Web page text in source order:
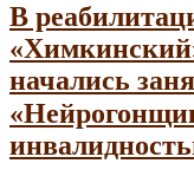
В
начались